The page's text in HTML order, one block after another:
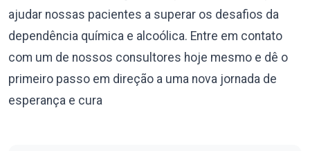
ajudar nossas pacientes a superar os desafios da
dependência química e alcoólica. Entre em contato
com um de nossos consultores hoje mesmo e dê o
primeiro passo em direção a uma nova jornada de
esperança e cura